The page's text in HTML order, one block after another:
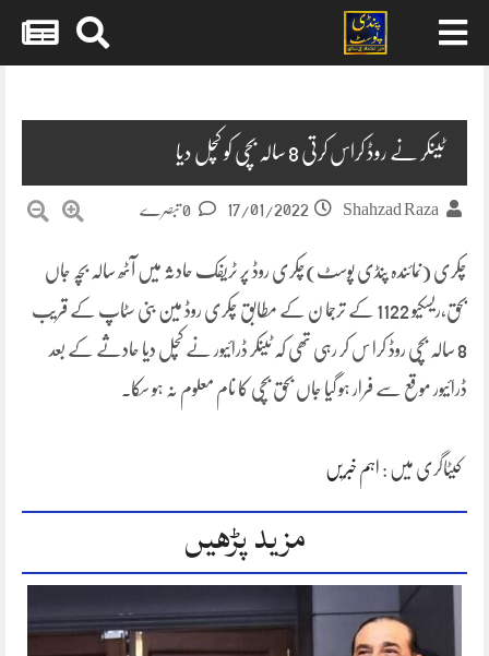
ٹینکر نے روڈ کراس کرتی 8 سالہ بچی کو کچل دیا
Shahzad Raza
17/01/2022
چکری (نمائندہ پنڈی پوسٹ)چکری روڈ پر ٹریفک حادثہ میں آٹھ سالہ بچہ جاں
بحق،ریسکیو 1122 کے ترجما ن کے مطابق چکری روڈ مین بنی سٹاپ کے قریب
8 سالہ بچی روڈ کرا س کر رہی تھی کہ ٹینکر ڈرائیور نے کچل دیا حادثے کے بعد
ڈرائیور موقع سے فرار ہو گیا جاں بحق بچی کا نام معلوم نہ ہو سکا۔
کیٹاگری میں : اہم خبریں
مزید پڑھیں